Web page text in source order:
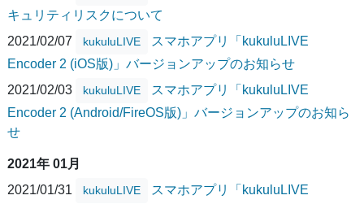
キュリティリスクについて
2021/02/07
kukuluLIVE
スマホアプリ「kukuluLIVE
Encoder 2 (iOS版)」バージョンアップのお知らせ
2021/02/03
kukuluLIVE
スマホアプリ「kukuluLIVE
Encoder 2 (Android/FireOS版)」バージョンアップのお知ら
せ
2021年 01月
2021/01/31
kukuluLIVE
スマホアプリ「kukuluLIVE